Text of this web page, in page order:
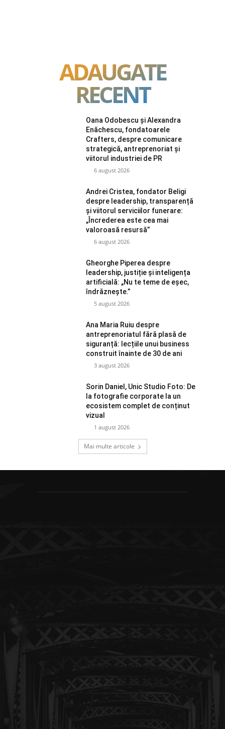
ADAUGATE
RECENT
Oana Odobescu și Alexandra
Enăchescu, fondatoarele
Crafters, despre comunicare
strategică, antreprenoriat și
viitorul industriei de PR
6 august 2026
Andrei Cristea, fondator Beligi
despre leadership, transparență
și viitorul serviciilor funerare:
„Încrederea este cea mai
valoroasă resursă”
6 august 2026
Gheorghe Piperea despre
leadership, justiție și inteligența
artificială: „Nu te teme de eșec,
îndrăznește.”
5 august 2026
Ana Maria Ruiu despre
antreprenoriatul fără plasă de
siguranță: lecțiile unui business
construit înainte de 30 de ani
3 august 2026
Sorin Daniel, Unic Studio Foto: De
la fotografie corporate la un
ecosistem complet de conținut
vizual
1 august 2026
Mai multe articole